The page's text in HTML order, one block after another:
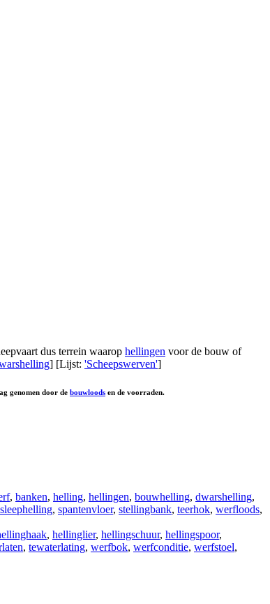
dus terrein waarop hellingen voor de bouw of
] [Lijst: 'Scheepswerven']
genomen door de bouwloods en de voorraden.
, banken, helling, hellingen, bouwhelling, dwarshelling,
sleephelling, spantenvloer, stellingbank, teerhok, werfloods,
, hellinglier, hellingschuur, hellingspoor,
, tewaterlating, werfbok, werfconditie, werfstoel,